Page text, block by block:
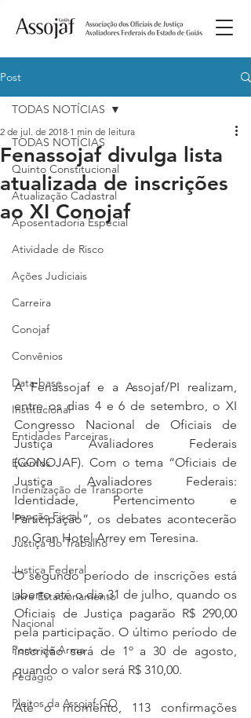
Post
TODAS NOTÍCIAS
Quinto Constitucional
Atualização Cadastral
Aposentadoria Especial
Atividade de Risco
Ações Judiciais
Carreira
Conojaf
Convênios
Data-base
Institucional
Entidades Parceiras
Eventos
Indenização de Transporte
Isenção Fiscal
Justiça do Trabalho
Justiça Federal
Livre Estacionamento
Nacional
Porte de Arma
Pedágio
Pleitos da Assojaf-GO
TODAS NOTÍCIAS
Fenassojaf divulga lista
atualizada de inscrições
ao XI Conojaf
2 de jul. de 2018 1 min de leitura
A Fenassojaf e a Assojaf/PI realizam,
entre os dias 4 e 6 de setembro, o XI
Congresso Nacional de Oficiais de
Justiça Avaliadores Federais
(CONOJAF). Com o tema “Oficiais de
Justiça Avaliadores Federais:
Identidade, Pertencimento e
Participação”, os debates acontecerão
no Gran Hotel Arrey em Teresina.
O segundo período de inscrições está
aberto até o dia 31 de julho, quando os
Oficiais de Justiça pagarão R$ 290,00
pela participação. O último período de
inscrição será de 1º a 30 de agosto,
quando o valor será R$ 310,00.
Até o momento, 113 confirmações